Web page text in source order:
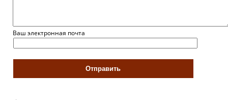
Ваш электронная почта